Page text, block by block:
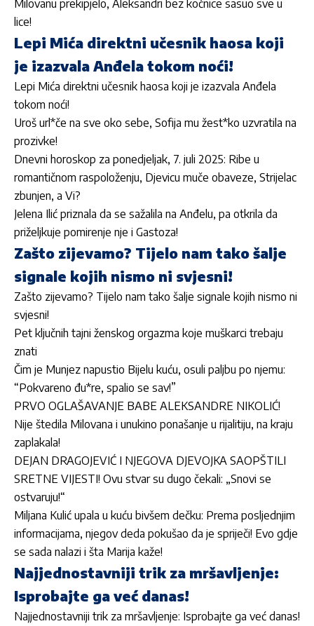
Milovanu prekipjelo, Aleksandri bez kočnice sasuo sve u
lice!
Lepi Mića direktni učesnik haosa koji
je izazvala Anđela tokom noći!
Lepi Mića direktni učesnik haosa koji je izazvala Anđela
tokom noći!
Uroš url*če na sve oko sebe, Sofija mu žest*ko uzvratila na
prozivke!
Dnevni horoskop za ponedjeljak, 7. juli 2025: Ribe u
romantičnom raspoloženju, Djevicu muče obaveze, Strijelac
zbunjen, a Vi?
Jelena Ilić priznala da se sažalila na Anđelu, pa otkrila da
priželjkuje pomirenje nje i Gastoza!
Zašto zijevamo? Tijelo nam tako šalje
signale kojih nismo ni svjesni!
Zašto zijevamo? Tijelo nam tako šalje signale kojih nismo ni
svjesni!
Pet ključnih tajni ženskog orgazma koje muškarci trebaju
znati
Čim je Munjez napustio Bijelu kuću, osuli paljbu po njemu:
“Pokvareno đu*re, spalio se sav!”
PRVO OGLAŠAVANJE BABE ALEKSANDRE NIKOLIĆ!
Nije štedila Milovana i unukino ponašanje u rijalitiju, na kraju
zaplakala!
DEJAN DRAGOJEVIĆ I NJEGOVA DJEVOJKA SAOPŠTILI
SRETNE VIJESTI! Ovu stvar su dugo čekali: „Snovi se
ostvaruju!“
Miljana Kulić upala u kuću bivšem dečku: Prema posljednjim
informacijama, njegov deda pokušao da je spriječi! Evo gdje
se sada nalazi i šta Marija kaže!
Najjednostavniji trik za mršavljenje:
Isprobajte ga već danas!
Najjednostavniji trik za mršavljenje: Isprobajte ga već danas!